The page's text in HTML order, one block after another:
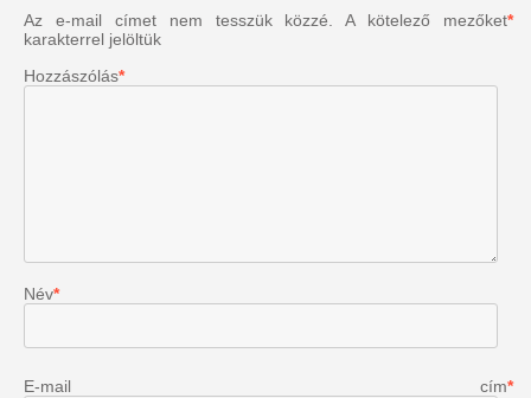
Az e-mail címet nem tesszük közzé. A kötelező mezőket*
karakterrel jelöltük
Hozzászólás*
Név*
E-mail cím*